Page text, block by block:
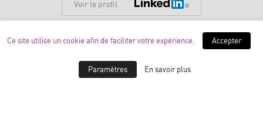
Voir le profil
CONSULTANT ASSOCIÉ
Ce site utilise un cookie afin de faciliter votre expérience. Accepter
Paramètres En savoir plus